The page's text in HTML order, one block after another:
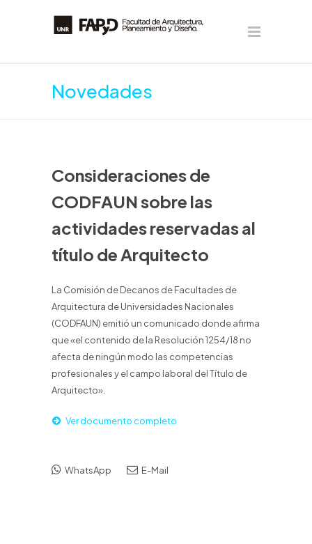
Novedades
Consideraciones de
CODFAUN sobre las
actividades reservadas al
título de Arquitecto
La Comisión de Decanos de Facultades de
Arquitectura de Universidades Nacionales
(CODFAUN) emitió un comunicado donde afirma
que «el contenido de la Resolución 1254/18 no
afecta de ningún modo las competencias
profesionales y el campo laboral del Título de
Arquitecto».
Ver documento completo
WhatsApp E-Mail